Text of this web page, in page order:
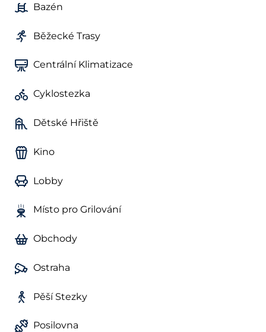
Bazén
Běžecké Trasy
Centrální Klimatizace
Cyklostezka
Dětské Hřiště
Kino
Lobby
Místo pro Grilování
Obchody
Ostraha
Pěší Stezky
Posilovna